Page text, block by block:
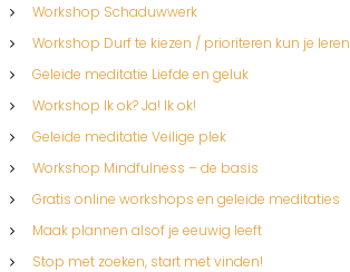
Workshop Schaduwwerk
Workshop Durf te kiezen / prioriteren kun je leren
Geleide meditatie Liefde en geluk
Workshop Ik ok? Ja! Ik ok!
Geleide meditatie Veilige plek
Workshop Mindfulness – de basis
Gratis online workshops en geleide meditaties
Maak plannen alsof je eeuwig leeft
Stop met zoeken, start met vinden!